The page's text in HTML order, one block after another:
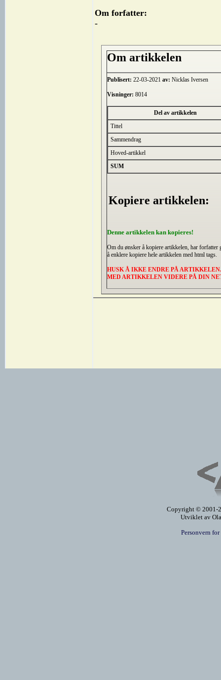
Om forfatter:
-
Om artikkelen
Publisert: 22-03-2021av: Nicklas Iversen
Visninger: 8014
Del av artikkelen
Tittel
Sammendrag
Hoved-artikkel
SUM
Kopiere artikkelen:
Denne artikkelen kan kopieres!
Om du ønsker å kopiere artikkelen, har
å enklere kopiere hele artikkelen med html tags.
HUSK Å IKKE ENDRE PÅ
MED ARTIKKELEN VIDERE PÅ DIN
Copyright © 2001-
Utviklet av
Personvern